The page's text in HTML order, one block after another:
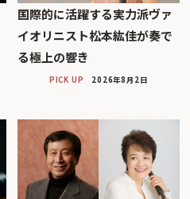
国際的に活躍する実力派ヴァ
イオリニスト松本紘佳が奏で
る極上の響き
PICK UP 2026年8月2日